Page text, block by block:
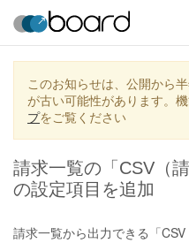
このお知らせは、公開から
が古い可能性があります。
プをご覧ください
請求一覧の「CSV（
の設定項目を追加
請求一覧から出力できる「